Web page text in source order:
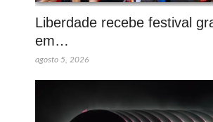
Liberdade recebe festival
em…
agosto 5, 2026